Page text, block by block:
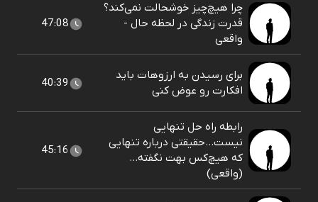
چرا هیچ‌چیز خوشحالت نمی‌کند؟
قدرت زندگی در لحظه حال -
واقعی
47:08
برای رسیدن به ارزوهات باید
افکارت رو عوض کنی
40:39
رابطه راه حل تنهایی
نیست...حقیقتی درباره تنهایی
که هیچ‌کس بهت نگفته…
(واقعی)
45:16